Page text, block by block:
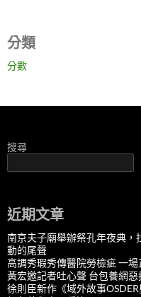
分類
分數
搜尋
近期文章
南京夫子廟舉辦祭孔年夜典
動的尾聲
高調秀瑕秀傳醫院勞檢疵 一場
黃宏邀記者吐心聲 台包養網
徐則臣新作《域外故事